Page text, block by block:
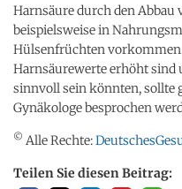
Harnsäure durch den Abbau
beispielsweise in
Hülsenfrüchten
Harnsäurewerte erhöht sind
sinnvoll sein könnten, sollte
Gynäkologe besprochen
© Alle Rechte:
Teilen Sie diesen Beitrag: